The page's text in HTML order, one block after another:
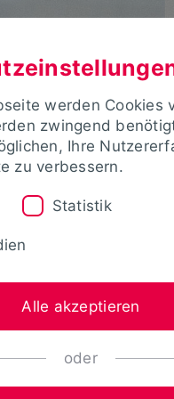
werden Cookies
zwingend
Ihre
zu verbessern.
Statistik
Alle akzeptieren
oder